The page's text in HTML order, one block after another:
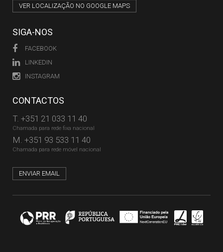
VER LOCALIZAÇÃO NO GOOGLE MAPS
SIGA-NOS
FACEBOOK
LINKEDIN
INSTAGRAM
CONTACTOS
T. +351 21 033 11 40
Chamada para rede fixa nacional
M. +351 93 533 11 40
Chamada para rede móvel nacional
ENVIAR EMAIL